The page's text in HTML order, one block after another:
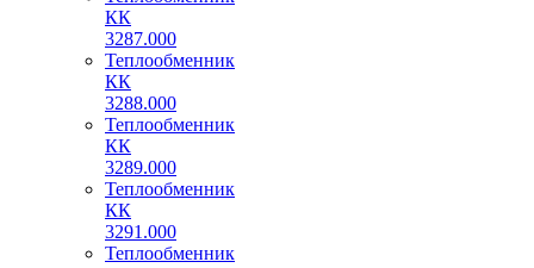
КК
3287.000
Теплообменник
КК
3288.000
Теплообменник
КК
3289.000
Теплообменник
КК
3291.000
Теплообменник